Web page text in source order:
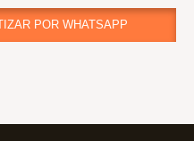
POR WHATSAPP